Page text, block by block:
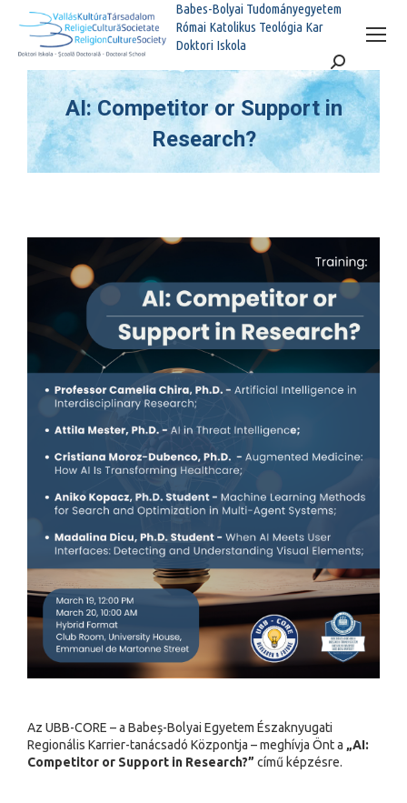
Babes-Bolyai Tudományegyetem
Római Katolikus Teológia Kar
Doktori Iskola
Search:
AI: Competitor or Support in
Research?
You are here:
Az UBB-CORE – a Babeș-Bolyai Egyetem Északnyugati
Regionális Karrier-tanácsadó Központja – meghívja Önt a „AI:
Competitor or Support in Research?” című képzésre.